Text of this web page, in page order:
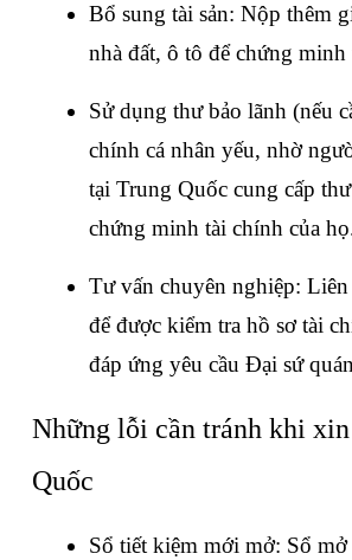
Bổ sung tài sản: Nộp thêm
nhà đất, ô tô để chứng minh
Sử dụng thư bảo lãnh (nếu
chính cá nhân yếu, nhờ
tại Trung Quốc cung cấp
chứng minh tài chính của
Tư vấn chuyên nghiệp:
để được kiểm tra hồ sơ tài
đáp ứng yêu cầu Đại sứ
Những lỗi cần tránh khi
Quốc
Sổ tiết kiệm mới mở: Sổ